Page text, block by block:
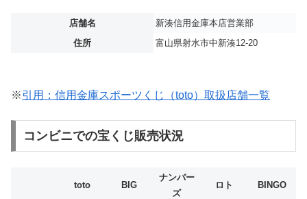
店舗名
新湊信用金庫本店営業部
住所
富山県射水市中新湊12-20
※引用：信用金庫スポーツくじ（toto）取扱店舗一覧
コンビニでの宝くじ販売状況
toto BIG
ナンバー
ズ
ロト BINGO